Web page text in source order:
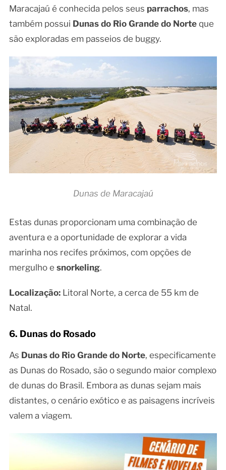
Maracajaú é conhecida pelos seus parrachos, mas
também possui Dunas do Rio Grande do Norteque
são exploradas em passeios de buggy.
Dunas de Maracajaú
Estas dunas proporcionam uma combinação de
aventura e a oportunidade de explorar a vida
marinha nos recifes próximos, com opções de
mergulho e snorkeling.
Localização:Litoral Norte, a cerca de 55 km de
Natal.
6. Dunas do Rosado
As Dunas do Rio Grande do Norte, especificamente
as Dunas do Rosado, são o segundo maior complexo
de dunas do Brasil. Embora as dunas sejam mais
distantes, o cenário exótico e as paisagens incríveis
valem a viagem.